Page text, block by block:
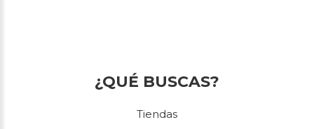
¿QUÉ BUSCAS?
Tiendas